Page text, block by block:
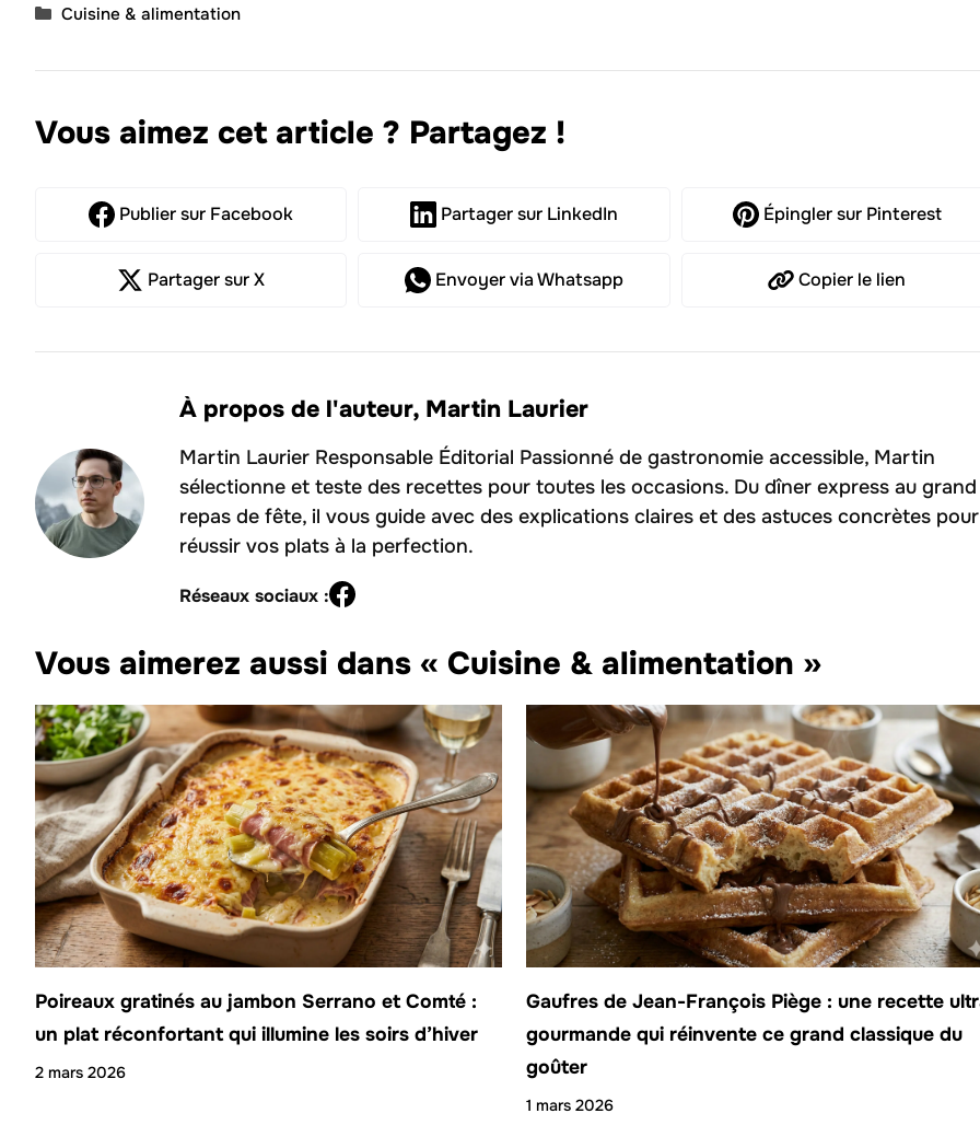
Catégories
Cuisine & alimentation
Vous aimez cet article ? Partagez !
Publiersur Facebook Partagersur LinkedIn Épinglersur Pinterest
Partagersur X Envoyervia Whatsapp Copier le lien
À propos de l'auteur, Martin Laurier
Martin Laurier Responsable Éditorial Passionné de gastronomie accessible, Martin
sélectionne et teste des recettes pour toutes les occasions. Du dîner express au grand
repas de fête, il vous guide avec des explications claires et des astuces concrètes pour
réussir vos plats à la perfection.
Réseaux sociaux :
Vous aimerez aussi dans « Cuisine & alimentation »
Poireaux gratinés au jambon Serrano et Comté :
un plat réconfortant qui illumine les soirs d’hiver
2 mars 2026
Gaufres de Jean-François Piège : une recette
gourmande qui réinvente ce grand classique du
goûter
1 mars 2026